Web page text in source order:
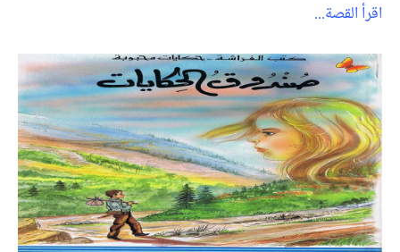
اقرأ القصة...